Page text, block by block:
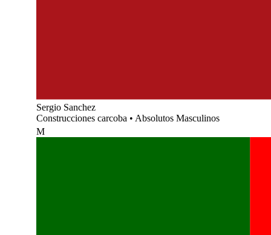
Sergio Sanchez
Construcciones carcoba • Absolutos Masculinos
M